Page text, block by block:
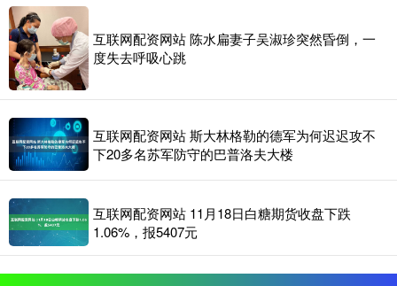
互联网配资网站 陈水扁妻子吴淑珍突然昏倒，一
度失去呼吸心跳
互联网配资网站 斯大林格勒的德军为何迟迟攻不
下20多名苏军防守的巴普洛夫大楼
互联网配资网站 11月18日白糖期货收盘下跌
1.06%，报5407元